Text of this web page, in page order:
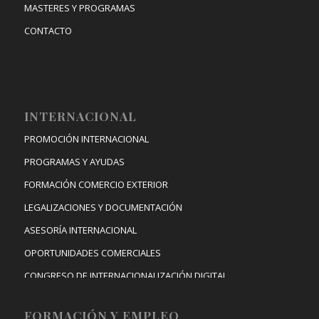
MASTERES Y PROGRAMAS
CONTACTO
INTERNACIONAL
PROMOCIÓN INTERNACIONAL
PROGRAMAS Y AYUDAS
FORMACIÓN COMERCIO EXTERIOR
LEGALIZACIONES Y DOCUMENTACIÓN
ASESORÍA INTERNACIONAL
OPORTUNIDADES COMERCIALES
CONGRESO DE INTERNACIONALIZACIÓN DIGITAL
FORMACIÓN Y EMPLEO